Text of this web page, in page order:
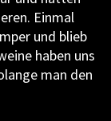
Einmal
und blieb
haben uns
man den